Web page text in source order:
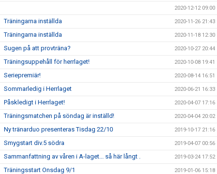
2020-12-12 09:00
Träningarna inställda 2020-11-26 21:43
Träningarna inställda 2020-11-18 12:30
Sugen på att provträna? 2020-10-27 20:44
Träningsuppehåll för herrlaget! 2020-10-08 19:41
Seriepremiär! 2020-08-14 16:51
Sommarledig i Herrlaget 2020-06-21 16:33
Påskledigt i Herrlaget! 2020-04-07 17:16
Träningsmatchen på söndag är inställd! 2020-04-04 20:02
Ny tränarduo presenteras Tisdag 22/10 2019-10-17 21:16
Smygstart div.5 södra 2019-04-07 00:56
Sammanfattning av våren i A-laget... så här långt . 2019-03-24 17:52
Träningsstart Onsdag 9/1 2019-01-06 15:18